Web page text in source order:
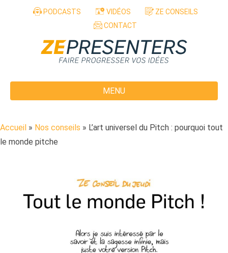
Aller au contenu
PODCASTS VIDÉOS
ZE CONSEILS
CONTACT
MENU
Accueil » Nos conseils » L’art universel du Pitch : pourquoi tout
le monde pitche